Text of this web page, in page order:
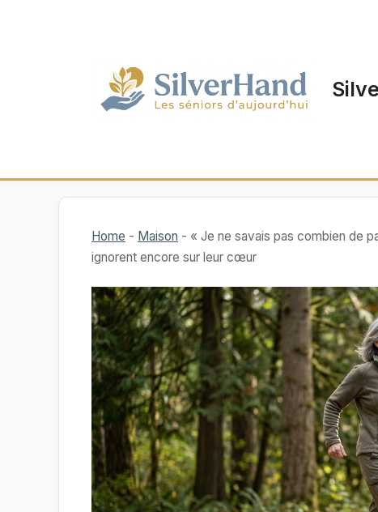
Home - Maison - « Je ne savais pas combien de
ignorent encore sur leur cœur